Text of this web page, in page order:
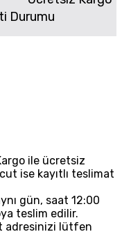
Durumu
ile ücretsiz
ise kayıtlı teslimat
gün, saat 12:00
teslim edilir.
adresinizi lütfen